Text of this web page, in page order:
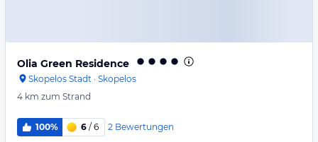
Olia Green Residence
Skopelos Stadt · Skopelos
4 km zum Strand
100% 6 / 6 2 Bewertungen